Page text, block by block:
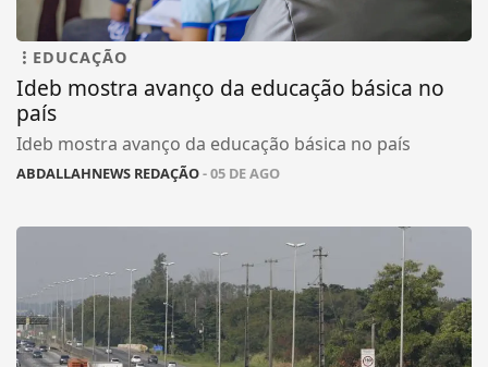
EDUCAÇÃO
Ideb mostra avanço da educação básica no
país
Ideb mostra avanço da educação básica no país
ABDALLAHNEWS REDAÇÃO- 05 DE AGO